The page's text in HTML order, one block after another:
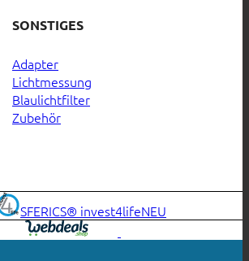
SONSTIGES
Adapter
Lichtmessung
Blaulichtfilter
Zubehör
SFERICS® invest4life